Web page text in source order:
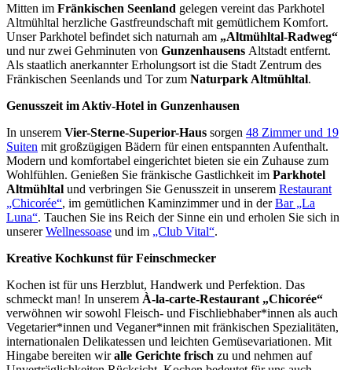
Mitten im Fränkischen Seenland gelegen vereint das Parkhotel
Altmühltal herzliche Gastfreundschaft mit gemütlichem Komfort.
Unser Parkhotel befindet sich naturnah am „Altmühltal-Radweg“
und nur zwei Gehminuten von Gunzenhausens Altstadt entfernt.
Als staatlich anerkannter Erholungsort ist die Stadt Zentrum des
Fränkischen Seenlands und Tor zum Naturpark Altmühltal.
Genusszeit im Aktiv-Hotel in Gunzenhausen
In unserem Vier-Sterne-Superior-Haus sorgen 48 Zimmer und 19
Suiten mit großzügigen Bädern für einen entspannten Aufenthalt.
Modern und komfortabel eingerichtet bieten sie ein Zuhause zum
Wohlfühlen. Genießen Sie fränkische Gastlichkeit im Parkhotel
Altmühltal und verbringen Sie Genusszeit in unserem Restaurant
„Chicorée“, im gemütlichen Kaminzimmer und in derBar „La
Luna“. Tauchen Sie ins Reich der Sinne ein und erholen Sie sich in
unsererWellnessoase und im „Club Vital“.
Kreative Kochkunst für Feinschmecker
Kochen ist für uns Herzblut, Handwerk und Perfektion. Das
schmeckt man! In unserem À-la-carte-Restaurant „Chicorée“
verwöhnen wir sowohl Fleisch- und Fischliebhaber*innen als auch
Vegetarier*innen und Veganer*innen mit fränkischen Spezialitäten,
internationalen Delikatessen und leichten Gemüsevariationen. Mit
Hingabe bereiten wiralle Gerichte frisch zu und nehmen auf